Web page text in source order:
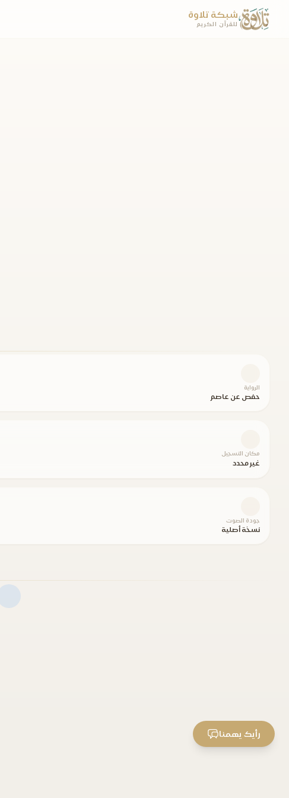
شبكة تلاوة
للقرآن الكريم
الرواية
حفص عن عاصم
مكان التسجيل
غير محدد
جودة الصوت
نسخة أصلية
رأيك يهمنا